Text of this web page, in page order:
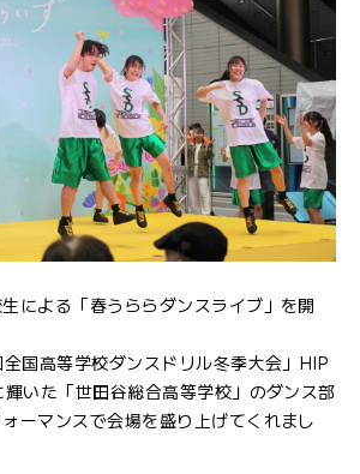
による「春うららダンスライブ」を開
国高等学校ダンスドリル冬季大会」HIP
いた「世田谷総合高等学校」のダンス部
ーマンスで会場を盛り上げてくれまし